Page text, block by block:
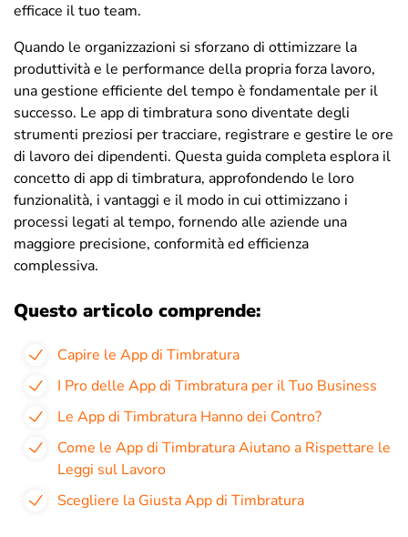
efficace il tuo team.
Quando le organizzazioni si sforzano di ottimizzare la
produttività e le performance della propria forza lavoro,
una gestione efficiente del tempo è fondamentale per il
successo. Le app di timbratura sono diventate degli
strumenti preziosi per tracciare, registrare e gestire le ore
di lavoro dei dipendenti. Questa guida completa esplora il
concetto di app di timbratura, approfondendo le loro
funzionalità, i vantaggi e il modo in cui ottimizzano i
processi legati al tempo, fornendo alle aziende una
maggiore precisione, conformità ed efficienza
complessiva.
Questo articolo comprende:
Capire le App di Timbratura
I Pro delle App di Timbratura per il Tuo Business
Le App di Timbratura Hanno dei Contro?
Come le App di Timbratura Aiutano a Rispettare le
Leggi sul Lavoro
Scegliere la Giusta App di Timbratura